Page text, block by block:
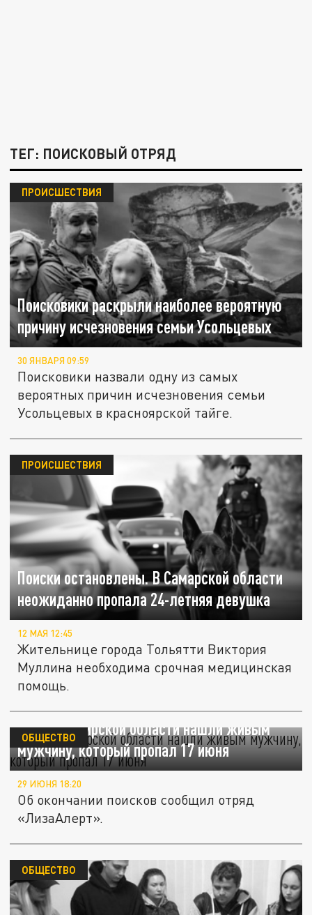
ТЕГ: ПОИСКОВЫЙ ОТРЯД
Поисковики раскрыли наиболее вероятную
причину исчезновения семьи Усольцевых
ПРОИСШЕСТВИЯ
30 ЯНВАРЯ 09:59
Поисковики назвали одну из самых
вероятных причин исчезновения семьи
Усольцевых в красноярской тайге.
Поиски остановлены. В Самарской области
неожиданно пропала 24-летняя девушка
ПРОИСШЕСТВИЯ
12 МАЯ 12:45
Жительнице города Тольятти Виктория
Муллина необходима срочная медицинская
помощь.
Во Владимирской области нашли живым
мужчину, который пропал 17 июня
ОБЩЕСТВО
29 ИЮНЯ 18:20
Об окончании поисков сообщил отряд
«ЛизаАлерт».
ОБЩЕСТВО